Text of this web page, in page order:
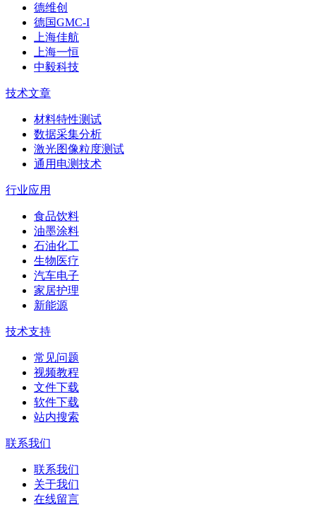
德维创
德国GMC-I
上海佳航
上海一恒
中毅科技
技术文章
材料特性测试
数据采集分析
激光图像粒度测试
通用电测技术
行业应用
食品饮料
油墨涂料
石油化工
生物医疗
汽车电子
家居护理
新能源
技术支持
常见问题
视频教程
文件下载
软件下载
站内搜索
联系我们
联系我们
关于我们
在线留言